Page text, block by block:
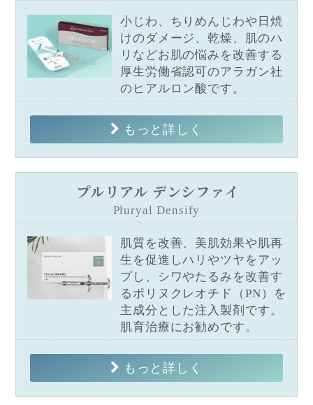
小じわ、ちりめんじわや日焼
けのダメージ、乾燥、肌のハ
リなどお肌の悩みを改善する
厚生労働省認可のアラガン社
のヒアルロン酸です。
もっと詳しく
プルリアル デンシファイ
Pluryal Densify
肌質を改善、美肌効果や肌再
生を促進しハリやツヤをアッ
プし、シワやたるみを改善す
るポリヌクレオチド（PN）を
主成分とした注入製剤です。
肌育治療にお勧めです。
もっと詳しく